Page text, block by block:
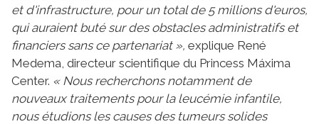
et d'infrastructure, pour un total de 5 millions d'euros,
qui auraient buté sur des obstacles administratifs et
financiers sans ce partenariat », explique René
Medema, directeur scientifique du Princess Máxima
Center. « Nous recherchons notamment de
nouveaux traitements pour la leucémie infantile,
nous étudions les causes des tumeurs solides